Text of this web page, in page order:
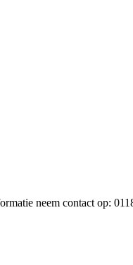
neem contact op: